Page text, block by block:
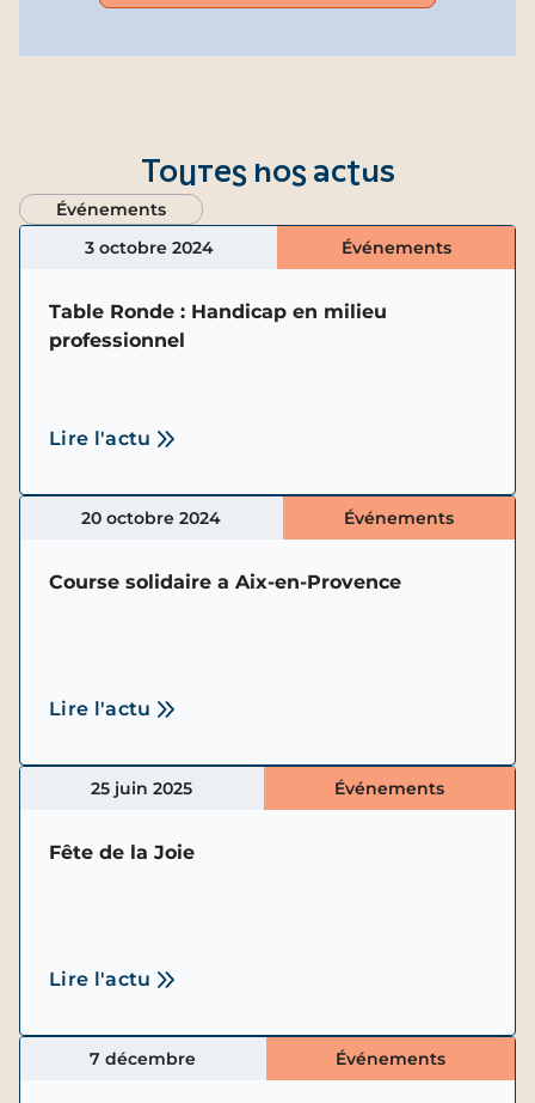
Toutes nos actus
Événements
3 octobre 2024
Événements
Table Ronde : Handicap en milieu
professionnel
Lire l'actu
20 octobre 2024 Événements
Course solidaire a Aix-en-Provence
Lire l'actu
25 juin 2025 Événements
Fête de la Joie
Lire l'actu
7 décembre Événements